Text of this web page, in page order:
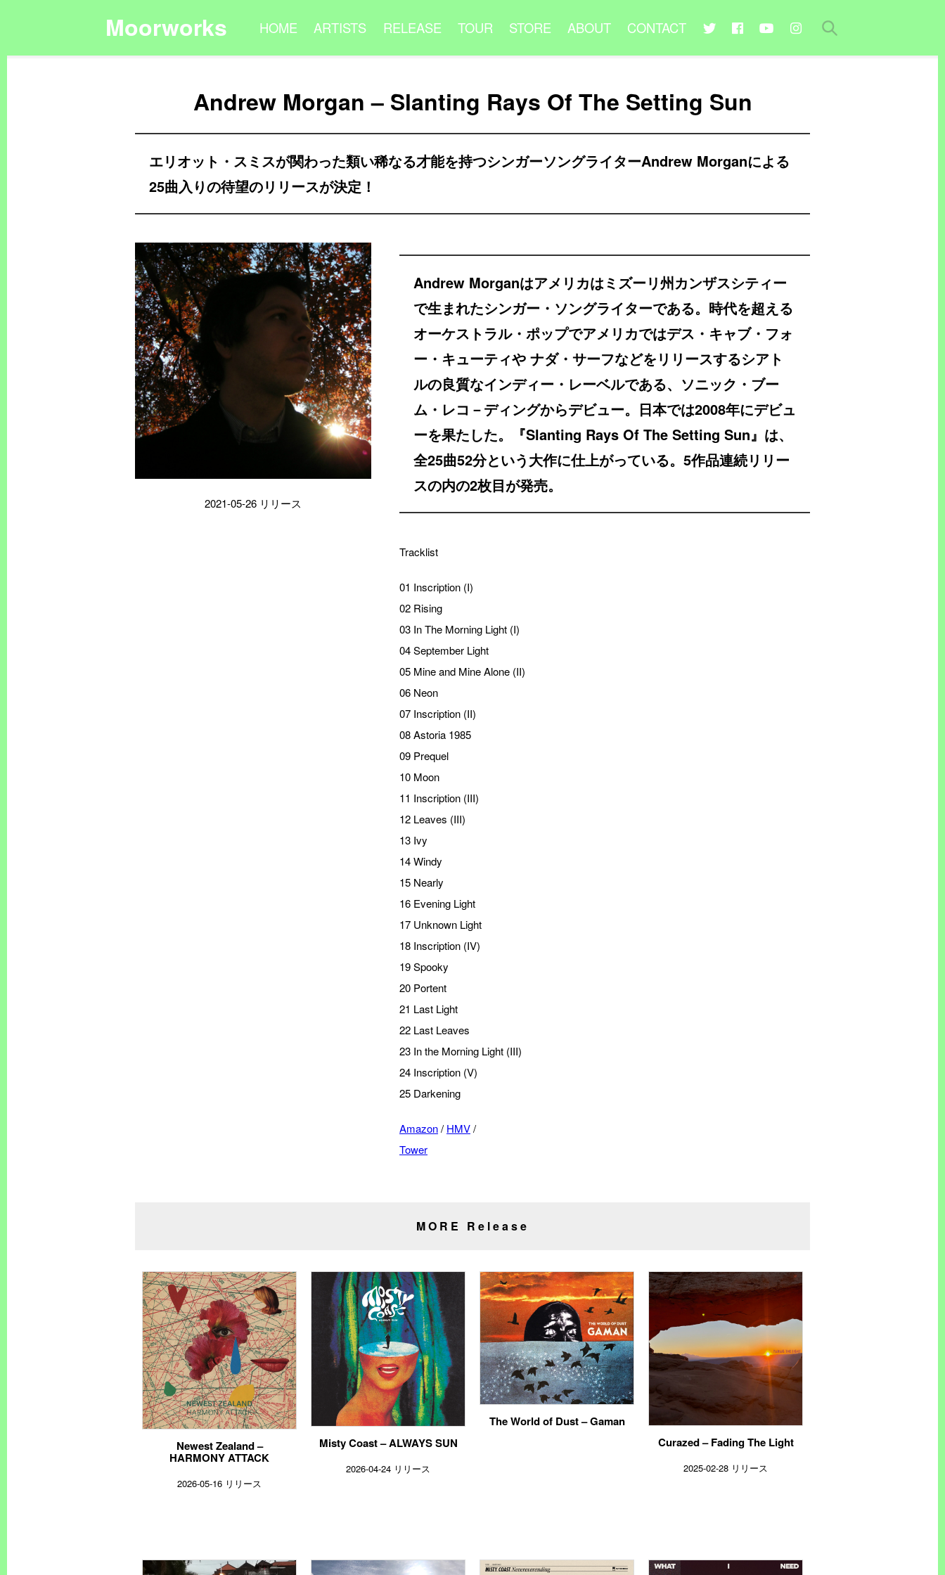
Moorworks HOME ARTISTS RELEASE TOUR STORE ABOUT CONTACT
Andrew Morgan – Slanting Rays Of The Setting Sun
エリオット・スミスが関わった類い稀なる才能を持つシンガーソングライターAndrew Morganによる
25曲入りの待望のリリースが決定！
2021-05-26 リリース
Andrew Morganはアメリカはミズーリ州カンザスシティー
で生まれたシンガー・ソングライターである。時代を超える
オーケストラル・ポップでアメリカではデス・キャブ・フォ
ー・キューティや ナダ・サーフなどをリリースするシアト
ルの良質なインディー・レーベルである、ソニック・ブー
ム・レコ－ディングからデビュー。日本では2008年にデビュ
ーを果たした。『Slanting Rays Of The Setting Sun』は、
全25曲52分という大作に仕上がっている。5作品連続リリー
スの内の2枚目が発売。
Tracklist
01 Inscription (I)
02 Rising
03 In The Morning Light (I)
04 September Light
05 Mine and Mine Alone (II)
06 Neon
07 Inscription (II)
08 Astoria 1985
09 Prequel
10 Moon
11 Inscription (III)
12 Leaves (III)
13 Ivy
14 Windy
15 Nearly
16 Evening Light
17 Unknown Light
18 Inscription (IV)
19 Spooky
20 Portent
21 Last Light
22 Last Leaves
23 In the Morning Light (III)
24 Inscription (V)
25 Darkening
Amazon/HMV/
Tower
MORE Release
Newest Zealand –
HARMONY ATTACK
2026-05-16 リリース
Misty Coast – ALWAYS SUN
2026-04-24 リリース
The World of Dust – Gaman
Curazed – Fading The Light
2025-02-28 リリース